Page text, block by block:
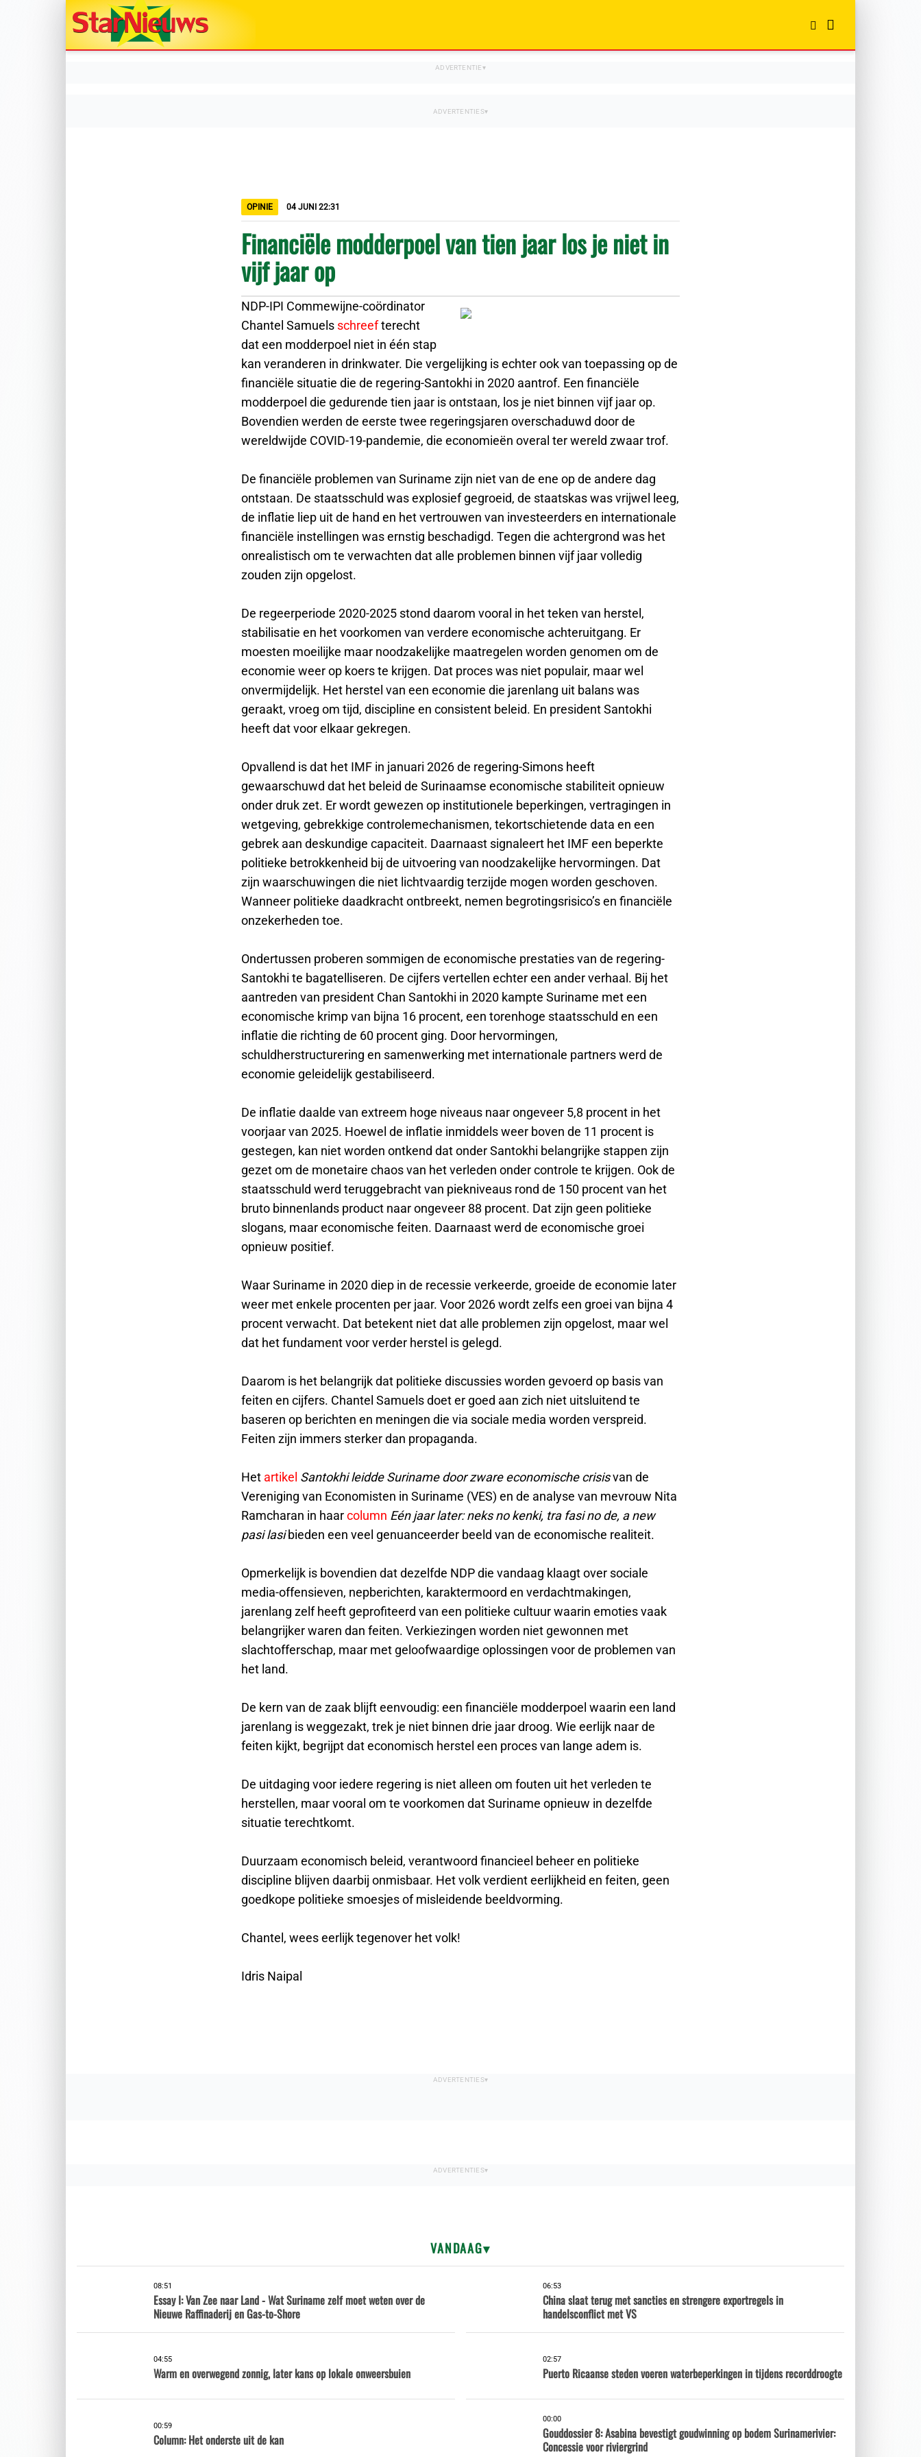
OPINIE 04 JUNI 22:31
Financiële modderpoel van tien jaar los je niet in
vijf jaar op
NDP-IPI Commewijne-coördinator
Chantel Samuels schreefterecht
dat een modderpoel niet in één stap
kan veranderen in drinkwater. Die vergelijking is echter ook van toepassing op de
financiële situatie die de regering-Santokhi in 2020 aantrof. Een financiële
modderpoel die gedurende tien jaar is ontstaan, los je niet binnen vijf jaar op.
Bovendien werden de eerste twee regeringsjaren overschaduwd door de
wereldwijde COVID-19-pandemie, die economieën overal ter wereld zwaar trof.
De financiële problemen van Suriname zijn niet van de ene op de andere dag
ontstaan. De staatsschuld was explosief gegroeid, de staatskas was vrijwel leeg,
de inflatie liep uit de hand en het vertrouwen van investeerders en internationale
financiële instellingen was ernstig beschadigd. Tegen die achtergrond was het
onrealistisch om te verwachten dat alle problemen binnen vijf jaar volledig
zouden zijn opgelost.
De regeerperiode 2020-2025 stond daarom vooral in het teken van herstel,
stabilisatie en het voorkomen van verdere economische achteruitgang. Er
moesten moeilijke maar noodzakelijke maatregelen worden genomen om de
economie weer op koers te krijgen. Dat proces was niet populair, maar wel
onvermijdelijk. Het herstel van een economie die jarenlang uit balans was
geraakt, vroeg om tijd, discipline en consistent beleid. En president Santokhi
heeft dat voor elkaar gekregen.
Opvallend is dat het IMF in januari 2026 de regering-Simons heeft
gewaarschuwd dat het beleid de Surinaamse economische stabiliteit opnieuw
onder druk zet. Er wordt gewezen op institutionele beperkingen, vertragingen in
wetgeving, gebrekkige controlemechanismen, tekortschietende data en een
gebrek aan deskundige capaciteit. Daarnaast signaleert het IMF een beperkte
politieke betrokkenheid bij de uitvoering van noodzakelijke hervormingen. Dat
zijn waarschuwingen die niet lichtvaardig terzijde mogen worden geschoven.
Wanneer politieke daadkracht ontbreekt, nemen begrotingsrisico’s en financiële
onzekerheden toe.
Ondertussen proberen sommigen de economische prestaties van de regering-
Santokhi te bagatelliseren. De cijfers vertellen echter een ander verhaal. Bij het
aantreden van president Chan Santokhi in 2020 kampte Suriname met een
economische krimp van bijna 16 procent, een torenhoge staatsschuld en een
inflatie die richting de 60 procent ging. Door hervormingen,
schuldherstructurering en samenwerking met internationale partners werd de
economie geleidelijk gestabiliseerd.
De inflatie daalde van extreem hoge niveaus naar ongeveer 5,8 procent in het
voorjaar van 2025. Hoewel de inflatie inmiddels weer boven de 11 procent is
gestegen, kan niet worden ontkend dat onder Santokhi belangrijke stappen zijn
gezet om de monetaire chaos van het verleden onder controle te krijgen. Ook de
staatsschuld werd teruggebracht van piekniveaus rond de 150 procent van het
bruto binnenlands product naar ongeveer 88 procent. Dat zijn geen politieke
slogans, maar economische feiten. Daarnaast werd de economische groei
opnieuw positief.
Waar Suriname in 2020 diep in de recessie verkeerde, groeide de economie later
weer met enkele procenten per jaar. Voor 2026 wordt zelfs een groei van bijna 4
procent verwacht. Dat betekent niet dat alle problemen zijn opgelost, maar wel
dat het fundament voor verder herstel is gelegd.
Daarom is het belangrijk dat politieke discussies worden gevoerd op basis van
feiten en cijfers. Chantel Samuels doet er goed aan zich niet uitsluitend te
baseren op berichten en meningen die via sociale media worden verspreid.
Feiten zijn immers sterker dan propaganda.
Het artikel Santokhi leidde Suriname door zware economische crisisvan de
Vereniging van Economisten in Suriname (VES) en de analyse van mevrouw Nita
Ramcharan in haarcolumn Eén jaar later: neks no kenki, tra fasi no de, a new
pasi lasibieden een veel genuanceerder beeld van de economische realiteit.
Opmerkelijk is bovendien dat dezelfde NDP die vandaag klaagt over sociale
media-offensieven, nepberichten, karaktermoord en verdachtmakingen,
jarenlang zelf heeft geprofiteerd van een politieke cultuur waarin emoties vaak
belangrijker waren dan feiten. Verkiezingen worden niet gewonnen met
slachtofferschap, maar met geloofwaardige oplossingen voor de problemen van
het land.
De kern van de zaak blijft eenvoudig: een financiële modderpoel waarin een land
jarenlang is weggezakt, trek je niet binnen drie jaar droog. Wie eerlijk naar de
feiten kijkt, begrijpt dat economisch herstel een proces van lange adem is.
De uitdaging voor iedere regering is niet alleen om fouten uit het verleden te
herstellen, maar vooral om te voorkomen dat Suriname opnieuw in dezelfde
situatie terechtkomt.
Duurzaam economisch beleid, verantwoord financieel beheer en politieke
discipline blijven daarbij onmisbaar. Het volk verdient eerlijkheid en feiten, geen
goedkope politieke smoesjes of misleidende beeldvorming.
Chantel, wees eerlijk tegenover het volk!
Idris Naipal
VANDAAG
08:51
Essay I: Van Zee naar Land - Wat Suriname zelf moet weten over de
Nieuwe Raffinaderij en Gas-to-Shore
06:53
China slaat terug met sancties en strengere exportregels in
handelsconflict met VS
04:55
Warm en overwegend zonnig, later kans op lokale onweersbuien
02:57
Puerto Ricaanse steden voeren waterbeperkingen in tijdens recorddroogte
00:59
Column: Het onderste uit de kan
00:00
Gouddossier 8: Asabina bevestigt goudwinning op bodem Surinamerivier:
Concessie voor riviergrind